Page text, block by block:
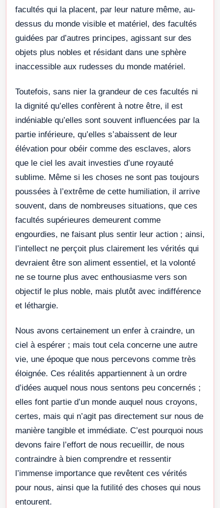
facultés qui la placent, par leur nature même, au-
dessus du monde visible et matériel, des facultés
guidées par d’autres principes, agissant sur des
objets plus nobles et résidant dans une sphère
inaccessible aux rudesses du monde matériel.
Toutefois, sans nier la grandeur de ces facultés ni
la dignité qu’elles confèrent à notre être, il est
indéniable qu’elles sont souvent influencées par la
partie inférieure, qu’elles s’abaissent de leur
élévation pour obéir comme des esclaves, alors
que le ciel les avait investies d’une royauté
sublime. Même si les choses ne sont pas toujours
poussées à l’extrême de cette humiliation, il arrive
souvent, dans de nombreuses situations, que ces
facultés supérieures demeurent comme
engourdies, ne faisant plus sentir leur action ; ainsi,
l’intellect ne perçoit plus clairement les vérités qui
devraient être son aliment essentiel, et la volonté
ne se tourne plus avec enthousiasme vers son
objectif le plus noble, mais plutôt avec indifférence
et léthargie.
Nous avons certainement un enfer à craindre, un
ciel à espérer ; mais tout cela concerne une autre
vie, une époque que nous percevons comme très
éloignée. Ces réalités appartiennent à un ordre
d’idées auquel nous nous sentons peu concernés ;
elles font partie d’un monde auquel nous croyons,
certes, mais qui n’agit pas directement sur nous de
manière tangible et immédiate. C’est pourquoi nous
devons faire l’effort de nous recueillir, de nous
contraindre à bien comprendre et ressentir
l’immense importance que revêtent ces vérités
pour nous, ainsi que la futilité des choses qui nous
entourent.